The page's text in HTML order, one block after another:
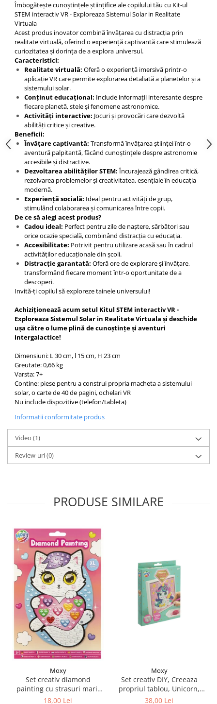
Îmbogățește cunoștințele științifice ale copilului tău cu Kit-ul
STEM interactiv VR - Exploreaza Sistemul Solar in Realitate
Virtuala
Acest produs inovator combină învățarea cu distracția prin
realitate virtuală, oferind o experiență captivantă care stimulează
curiozitatea și dorința de a explora universul.
Caracteristici:
Realitate virtuală: Oferă o experiență imersivă printr-o
aplicație VR care permite explorarea detaliată a planetelor și a
sistemului solar.
Conținut educațional: Include informații interesante despre
fiecare planetă, stele și fenomene astronomice.
Activități interactive: Jocuri și provocări care dezvoltă
abilități critice și creative.
Beneficii:
Învățare captivantă: Transformă învățarea științei într-o
aventură palpitantă, făcând cunoștințele despre astronomie
accesibile și distractive.
Dezvoltarea abilităților STEM:Încurajează gândirea critică,
rezolvarea problemelor și creativitatea, esențiale în educația
modernă.
Experiență socială: Ideal pentru activități de grup,
stimulând colaborarea și comunicarea între copii.
De ce să alegi acest produs?
Cadou ideal: Perfect pentru zile de naștere, sărbători sau
orice ocazie specială, combinând distracția cu educația.
Accesibilitate: Potrivit pentru utilizare acasă sau în cadrul
activităților educaționale din școli.
Distracție garantată: Oferă ore de explorare și învățare,
transformând fiecare moment într-o oportunitate de a
descoperi.
Invită-ți copilul să exploreze tainele universului!
Achiziționează acum setul Kitul STEM interactiv VR -
Exploreaza Sistemul Solar in Realitate Virtuala și deschide
ușa către o lume plină de cunoștințe și aventuri
intergalactice!
Dimensiuni: L 30 cm, l 15 cm, H 23 cm
Greutate: 0,66 kg
Varsta: 7+
Contine: piese pentru a construi propria macheta a sistemului
solar, o carte de 40 de pagini, ochelari VR
Nu include dispozitive (telefon/tableta)
Informatii conformitate produs
Video (1)
Review-uri(0)
PRODUSE SIMILARE
Moxy
Set creativ diamond
painting cu strasuri mari,
A5
18,00 Lei
Moxy
Set creativ DIY, Creeaza
propriul tablou, Unicorn,
Moxy
38,00 Lei